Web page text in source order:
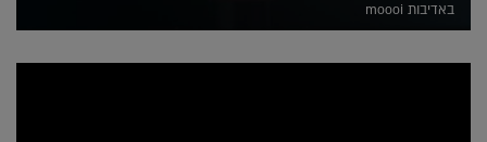
באדיבות moooi